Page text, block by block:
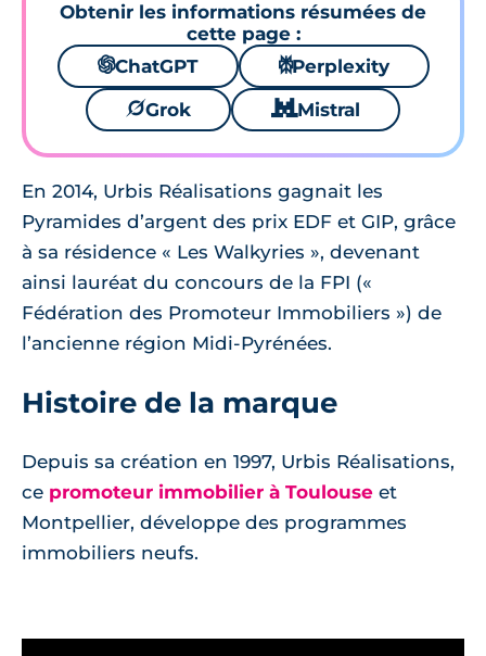
Obtenir les informations résumées de
cette page :
🌌ChatGPT ⚙Perplexity
🪐Grok 🐱 Mistral
En 2014, Urbis Réalisations gagnait les
Pyramides d’argent des prix EDF et GIP, grâce
à sa résidence « Les Walkyries », devenant
ainsi lauréat du concours de la FPI («
Fédération des Promoteur Immobiliers ») de
l’ancienne région Midi-Pyrénées.
Histoire de la marque
Depuis sa création en 1997, Urbis Réalisations,
ce promoteur immobilier à Toulouse et
Montpellier, développe des programmes
immobiliers neufs.